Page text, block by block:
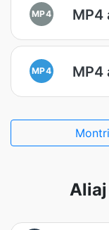
MP4 MP4
MP4 MP4